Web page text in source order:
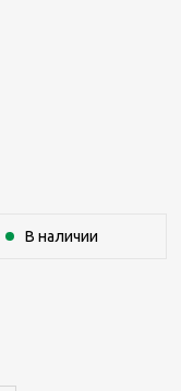
В наличии